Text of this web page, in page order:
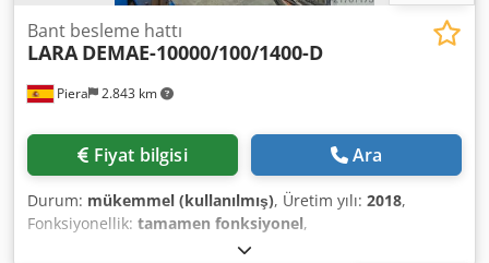
Piera 2.843 km
Bant besleme hattı
LARA DEMAE-10000/100/1400-D
Fiyat bilgisi Ara
Durum: mükemmel (kullanılmış), Üretim yılı: 2018,
Fonksiyonellik: tamamen fonksiyonel,
Feeder/Decoiler/Straightener LARA DEMAE-